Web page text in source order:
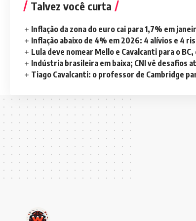
Talvez você curta
Inflação da zona do euro cai para 1,7% em
Inflação abaixo de 4% em 2026: 4 alívios e 4
Lula deve nomear Mello e Cavalcanti para o
Indústria brasileira em baixa; CNI vê desafios
Tiago Cavalcanti: o professor de Cambridge